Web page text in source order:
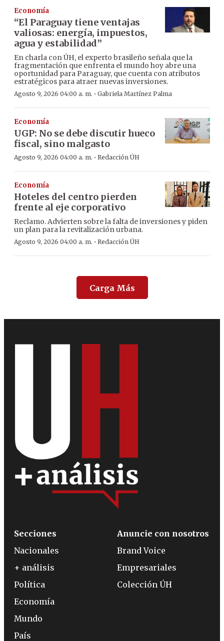
Economía
“El Paraguay tiene ventajas
valiosas: energía, impuestos,
agua y estabilidad”
En charla con ÚH, el experto brasileño señala que la
fragmentación que enfrenta el mundo hoy abre una
oportunidad para Paraguay, que cuenta con atributos
estratégicos para atraer nuevas inversiones.
Agosto 9, 2026 04:00 a. m. · Gabriela Martínez Palma
Economía
UGP: No se debe discutir hueco
fiscal, sino malgasto
Agosto 9, 2026 04:00 a. m. · Redacción ÚH
Economía
Hoteles del centro pierden
frente al eje corporativo
Reclamo. Advierten sobre la falta de inversiones y piden
un plan para la revitalización urbana.
Agosto 9, 2026 04:00 a. m. · Redacción ÚH
Carga Más
Secciones
Nacionales
+ análisis
Política
Economía
Mundo
País
Anuncie con nosotros
Brand Voice
Empresariales
Colección ÚH